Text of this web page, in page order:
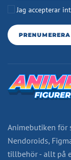
Jag accepterar
PRENUMERERA
Animebutiken för
Nendoroids,
tillbehör - allt på